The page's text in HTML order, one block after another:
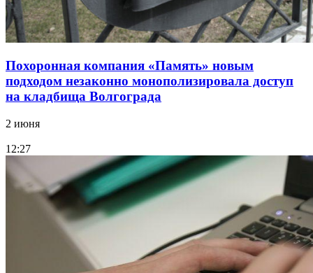
Похоронная компания «Память» новым
подходом незаконно монополизировала доступ
на кладбища Волгограда
2 июня
12:27